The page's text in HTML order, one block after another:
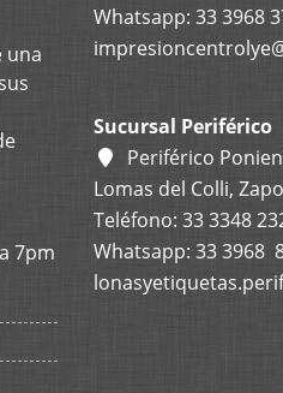
una
7pm
Whatsapp: 33 3968
Sucursal Periférico
Periférico
Lomas del Colli,
Teléfono: 33 3348
Whatsapp: 33 3968